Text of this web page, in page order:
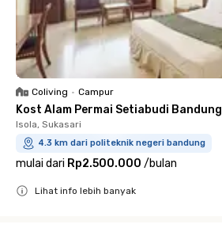
Coliving • Campur
Kost Alam Permai Setiabudi Bandung
Isola, Sukasari
4.3 km dari politeknik negeri bandung
mulai dari Rp2.500.000 /bulan
Lihat info lebih banyak